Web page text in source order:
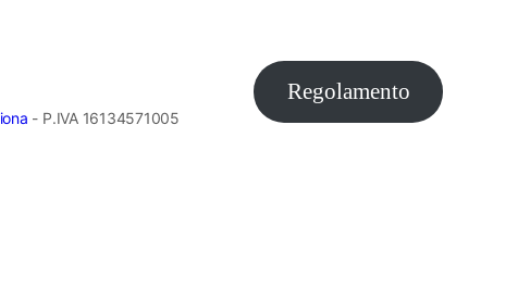
Regolamento
- P.IVA 16134571005